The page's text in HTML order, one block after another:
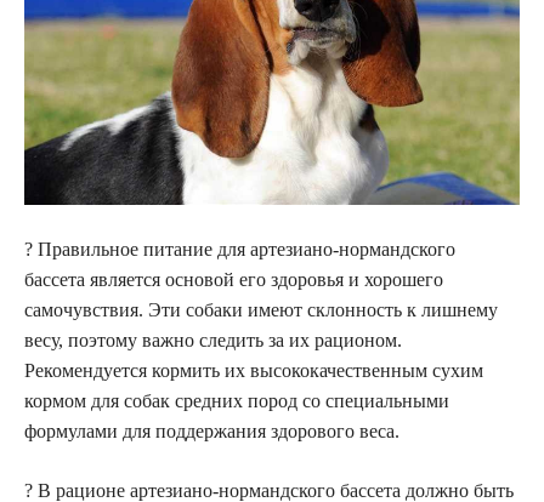
?️ Правильное питание для артезиано-нормандского
бассета является основой его здоровья и хорошего
самочувствия. Эти собаки имеют склонность к лишнему
весу, поэтому важно следить за их рационом.
Рекомендуется кормить их высококачественным сухим
кормом для собак средних пород со специальными
формулами для поддержания здорового веса.
? В рационе артезиано-нормандского бассета должно быть